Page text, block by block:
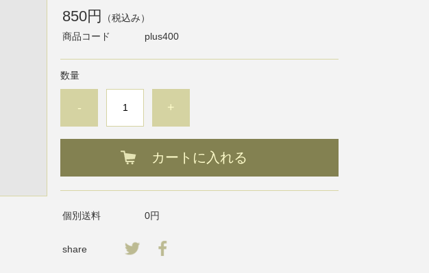
850円
（税込み）
商品コード
plus400
数量
- +
カートに入れる
個別送料 0円
share